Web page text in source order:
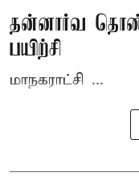
தன்னார்வ
பயிற்சி
மாநகராட்சி ...